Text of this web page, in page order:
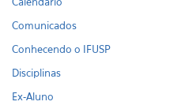
Comunicados
Conhecendo o IFUSP
Disciplinas
Ex-Aluno